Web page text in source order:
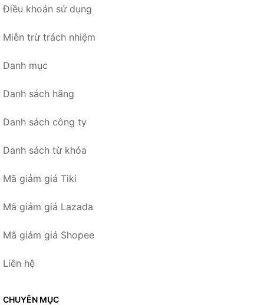
Điều khoản sử dụng
Miễn trừ trách nhiệm
Danh mục
Danh sách hãng
Danh sách công ty
Danh sách từ khóa
Mã giảm giá Tiki
Mã giảm giá Lazada
Mã giảm giá Shopee
Liên hệ
CHUYÊN MỤC